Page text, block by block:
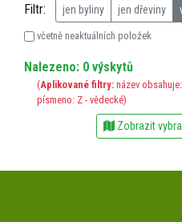
Filtr: jen byliny jen dřeviny
včetně neaktuálních položek
Nalezeno: 0 výskytů
(Aplikované filtry: název
písmeno: Z - vědecké)
Zobrazit